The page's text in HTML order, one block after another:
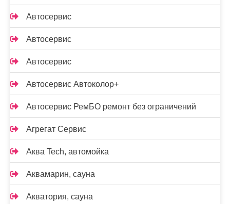
Автосервис
Автосервис
Автосервис
Автосервис Автоколор+
Автосервис РемБО ремонт без ограничений
Агрегат Сервис
Аква Tech, автомойка
Аквамарин, сауна
Акватория, сауна